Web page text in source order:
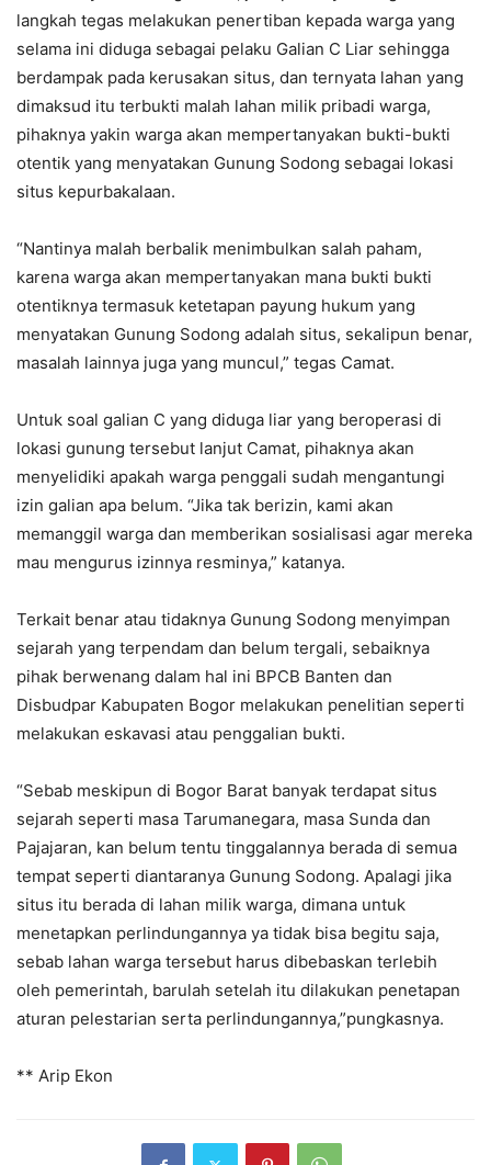
langkah tegas melakukan penertiban kepada warga yang
selama ini diduga sebagai pelaku Galian C Liar sehingga
berdampak pada kerusakan situs, dan ternyata lahan yang
dimaksud itu terbukti malah lahan milik pribadi warga,
pihaknya yakin warga akan mempertanyakan bukti-bukti
otentik yang menyatakan Gunung Sodong sebagai lokasi
situs kepurbakalaan.
“Nantinya malah berbalik menimbulkan salah paham,
karena warga akan mempertanyakan mana bukti bukti
otentiknya termasuk ketetapan payung hukum yang
menyatakan Gunung Sodong adalah situs, sekalipun benar,
masalah lainnya juga yang muncul,” tegas Camat.
Untuk soal galian C yang diduga liar yang beroperasi di
lokasi gunung tersebut lanjut Camat, pihaknya akan
menyelidiki apakah warga penggali sudah mengantungi
izin galian apa belum. “Jika tak berizin, kami akan
memanggil warga dan memberikan sosialisasi agar mereka
mau mengurus izinnya resminya,” katanya.
Terkait benar atau tidaknya Gunung Sodong menyimpan
sejarah yang terpendam dan belum tergali, sebaiknya
pihak berwenang dalam hal ini BPCB Banten dan
Disbudpar Kabupaten Bogor melakukan penelitian seperti
melakukan eskavasi atau penggalian bukti.
“Sebab meskipun di Bogor Barat banyak terdapat situs
sejarah seperti masa Tarumanegara, masa Sunda dan
Pajajaran, kan belum tentu tinggalannya berada di semua
tempat seperti diantaranya Gunung Sodong. Apalagi jika
situs itu berada di lahan milik warga, dimana untuk
menetapkan perlindungannya ya tidak bisa begitu saja,
sebab lahan warga tersebut harus dibebaskan terlebih
oleh pemerintah, barulah setelah itu dilakukan penetapan
aturan pelestarian serta perlindungannya,”pungkasnya.
** Arip Ekon